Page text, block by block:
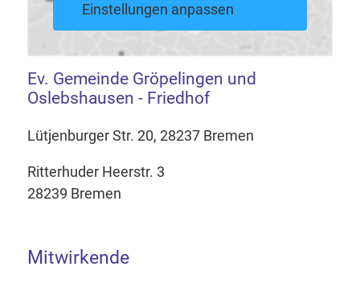
Einstellungen anpassen
Ev. Gemeinde Gröpelingen und
Oslebshausen - Friedhof
Lütjenburger Str. 20, 28237 Bremen
Ritterhuder Heerstr. 3
28239 Bremen
Mitwirkende